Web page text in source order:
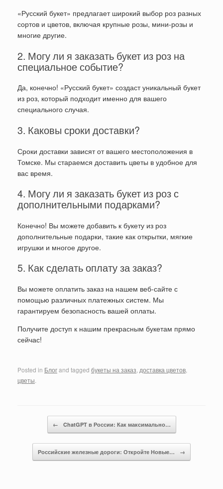
«Русский букет» предлагает широкий выбор роз разных
сортов и цветов, включая крупные розы, мини-розы и
многие другие.
2. Могу ли я заказать букет из роз на
специальное событие?
Да, конечно! «Русский букет» создаст уникальный букет
из роз, который подходит именно для вашего
специального случая.
3. Каковы сроки доставки?
Сроки доставки зависят от вашего местоположения в
Томске. Мы стараемся доставить цветы в удобное для
вас время.
4. Могу ли я заказать букет из роз с
дополнительными подарками?
Конечно! Вы можете добавить к букету из роз
дополнительные подарки, такие как открытки, мягкие
игрушки и многое другое.
5. Как сделать оплату за заказ?
Вы можете оплатить заказ на нашем веб-сайте с
помощью различных платежных систем. Мы
гарантируем безопасность вашей оплаты.
Получите доступ к нашим прекрасным букетам прямо
сейчас!
Posted in Блогand tagged букеты на заказ доставка цветов
цветы
Post navigation
← ChatGPT в России: Как максимально…
Российские железные дороги: Откройте Новые… →